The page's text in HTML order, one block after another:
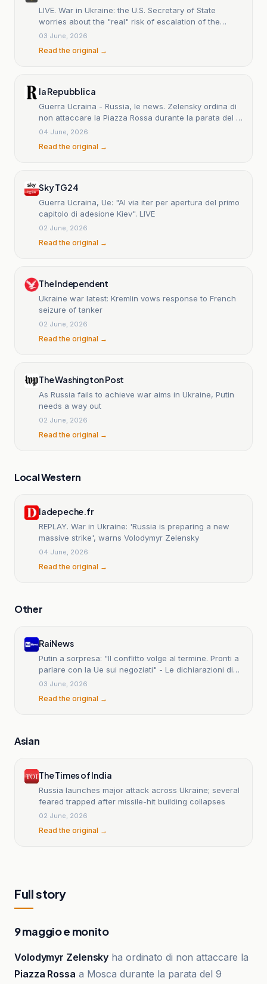
LIVE. War in Ukraine: the U.S. Secretary of State
worries about the "real" risk of escalation of the
conflict, after the recent Ukrainian drone attacks in
03 June, 2026
Read the original →
la Repubblica
Guerra Ucraina - Russia, le news. Zelensky ordina di
non attaccare la Piazza Rossa durante la parata del 9
maggio
04 June, 2026
Read the original →
Sky TG24
Guerra Ucraina, Ue: "Al via iter per apertura del primo
capitolo di adesione Kiev". LIVE
02 June, 2026
Read the original →
The Independent
Ukraine war latest: Kremlin vows response to French
seizure of tanker
02 June, 2026
Read the original →
The Washington Post
As Russia fails to achieve war aims in Ukraine, Putin
needs a way out
02 June, 2026
Read the original →
Local Western
ladepeche.fr
REPLAY. War in Ukraine: 'Russia is preparing a new
massive strike', warns Volodymyr Zelensky
04 June, 2026
Read the original →
Other
RaiNews
Putin a sorpresa: "Il conflitto volge al termine. Pronti a
parlare con la Ue sui negoziati" - Le dichiarazioni di
Putin, ottimista che il conflitto in Ucraina stia
03 June, 2026
Read the original →
Asian
The Times of India
Russia launches major attack across Ukraine; several
feared trapped after missile-hit building collapses
02 June, 2026
Read the original →
Full story
9 maggio e monito
Volodymyr Zelensky ha ordinato di non attaccare la
Piazza Rossa a Mosca durante la parata del 9